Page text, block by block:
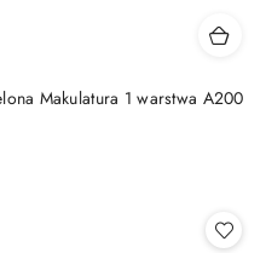
Makulatura 1 warstwa A200